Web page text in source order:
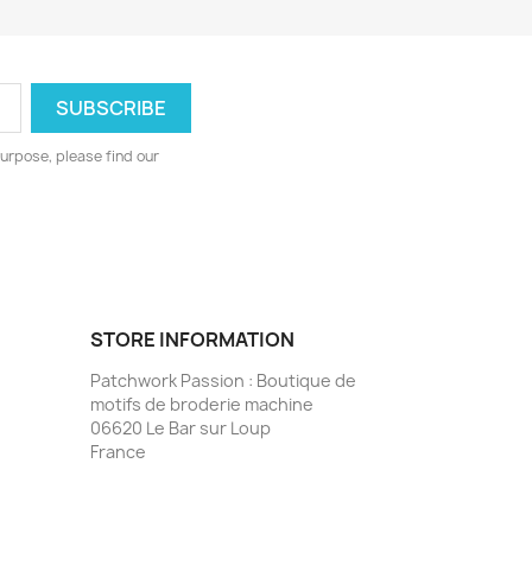
please find our
STORE INFORMATION
Patchwork Passion : Boutique de
motifs de broderie machine
06620 Le Bar sur Loup
France